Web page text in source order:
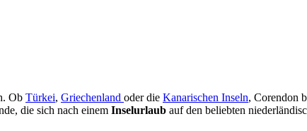
Ob Türkei, Griechenland oder die Kanarischen Inseln, Corendon
die sich nach einem Inselurlaub auf den beliebten